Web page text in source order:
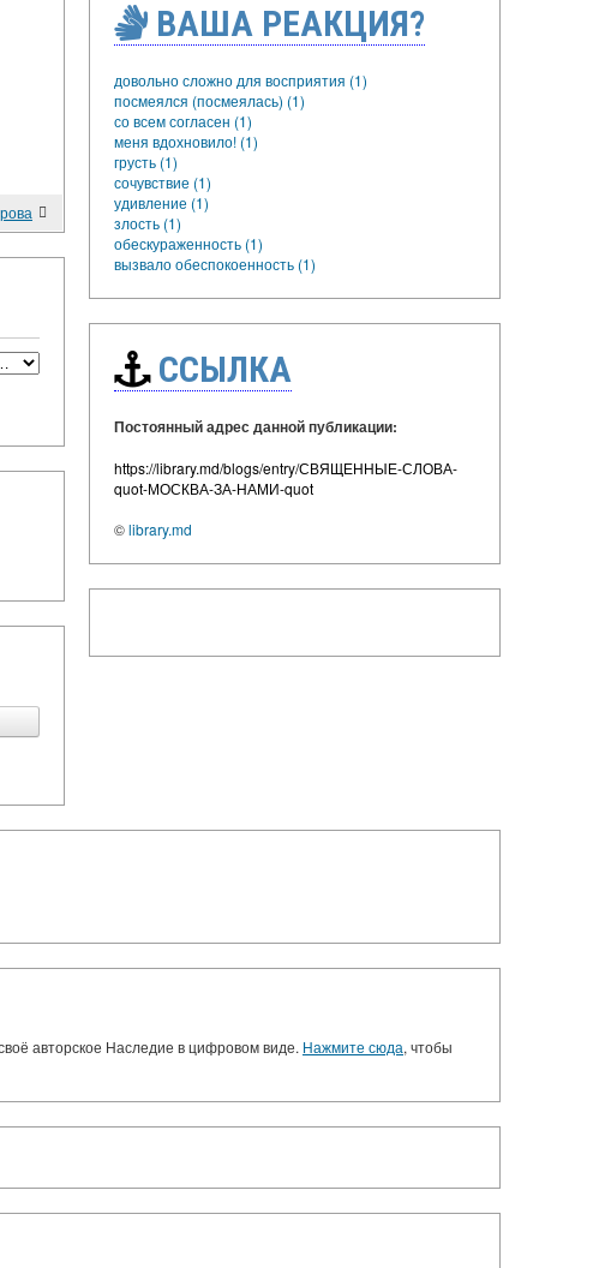
ВАША РЕАКЦИЯ?
довольно сложно для восприятия (1)
посмеялся (посмеялась) (1)
со всем согласен (1)
меня вдохновило! (1)
грусть (1)
сочувствие (1)
удивление (1)
злость (1)
обескураженность (1)
вызвало обеспокоенность (1)
ССЫЛКА
Постоянный адрес данной публикации:
https://library.md/blogs/entry/СВЯЩЕННЫЕ-СЛОВА-
quot-МОСКВА-ЗА-НАМИ-quot
©library.md
авторское Наследие в цифровом виде. Нажмите сюда, чтобы